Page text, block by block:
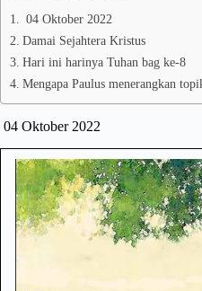
04 Oktober 2022
Damai Sejahtera Kristus
Hari ini harinya Tuhan bag ke-8
Mengapa Paulus menerangkan
04 Oktober 2022